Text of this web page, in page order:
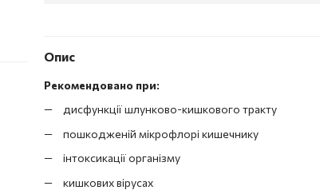
Опис
Рекомендовано при:
дисфункції шлунково-кишкового тракту
пошкодженій мікрофлорі кишечнику
інтоксикації організму
кишкових вірусах